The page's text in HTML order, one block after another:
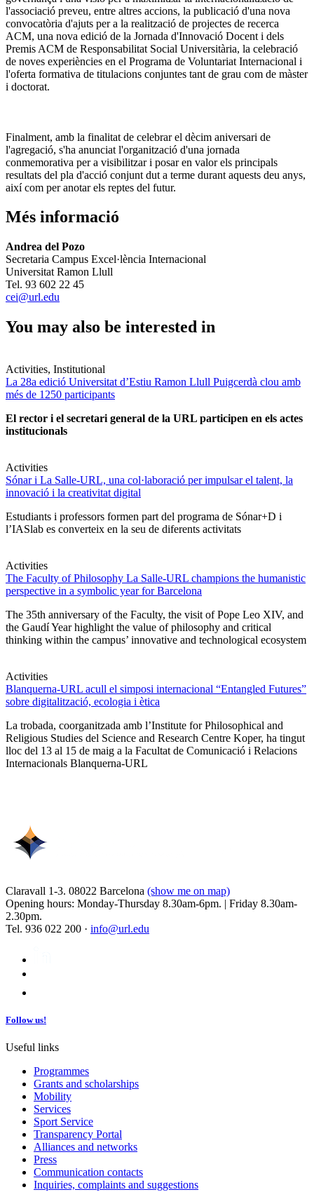
l'associació preveu, entre altres accions, la publicació d'una nova
convocatòria d'ajuts per a la realització de projectes de recerca
ACM, una nova edició de la Jornada d'Innovació Docent i dels
Premis ACM de Responsabilitat Social Universitària, la celebració
de noves experiències en el Programa de Voluntariat Internacional i
l'oferta formativa de titulacions conjuntes tant de grau com de màster
i doctorat.
Finalment, amb la finalitat de celebrar el dècim aniversari de
l'agregació, s'ha anunciat l'organització d'una jornada
conmemorativa per a visibilitzar i posar en valor els principals
resultats del pla d'acció conjunt dut a terme durant aquests deu anys,
així com per anotar els reptes del futur.
Més informació
Andrea del Pozo
Secretaria Campus Excel·lència Internacional
Universitat Ramon Llull
Tel. 93 602 22 45
cei@url.edu
You may also be interested in
Activities, Institutional
La 28a edició Universitat d’Estiu Ramon Llull Puigcerdà clou amb
més de 1250 participants
El rector i el secretari general de la URL participen en els actes
institucionals
Activities
Sónar i La Salle-URL, una col·laboració per impulsar el talent, la
innovació i la creativitat digital
Estudiants i professors formen part del programa de Sónar+D i
l’IASlab es converteix en la seu de diferents activitats
Activities
The Faculty of Philosophy La Salle-URL champions the humanistic
perspective in a symbolic year for Barcelona
The 35th anniversary of the Faculty, the visit of Pope Leo XIV, and
the Gaudí Year highlight the value of philosophy and critical
thinking within the campus’ innovative and technological ecosystem
Activities
Blanquerna-URL acull el simposi internacional “Entangled Futures”
sobre digitalització, ecologia i ètica
La trobada, coorganitzada amb l’Institute for Philosophical and
Religious Studies del Science and Research Centre Koper, ha tingut
lloc del 13 al 15 de maig a la Facultat de Comunicació i Relacions
Internacionals Blanquerna-URL
Claravall 1-3. 08022 Barcelona (show me on map)
Opening hours: Monday-Thursday 8.30am-6pm. | Friday 8.30am-
2.30pm.
Tel. 936 022 200 · info@url.edu
Follow us!
Useful links
Programmes
Grants and scholarships
Mobility
Services
Sport Service
Transparency Portal
Alliances and networks
Press
Communication contacts
Inquiries, complaints and suggestions